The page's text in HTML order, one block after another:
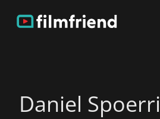
Daniel Spoerri